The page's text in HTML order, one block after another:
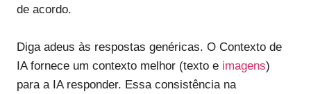
de acordo.
Diga adeus às respostas genéricas. O Contexto de
IA fornece um contexto melhor (texto e imagens)
para a IA responder. Essa consistência na